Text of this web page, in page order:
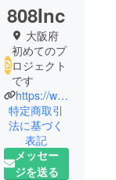
808Inc
大阪府
初めてのプ
ロジェクト
です
https://www.instagram.com/hexagel.info/
特定商取引
法に基づく
表記
メッセー
ジを送る